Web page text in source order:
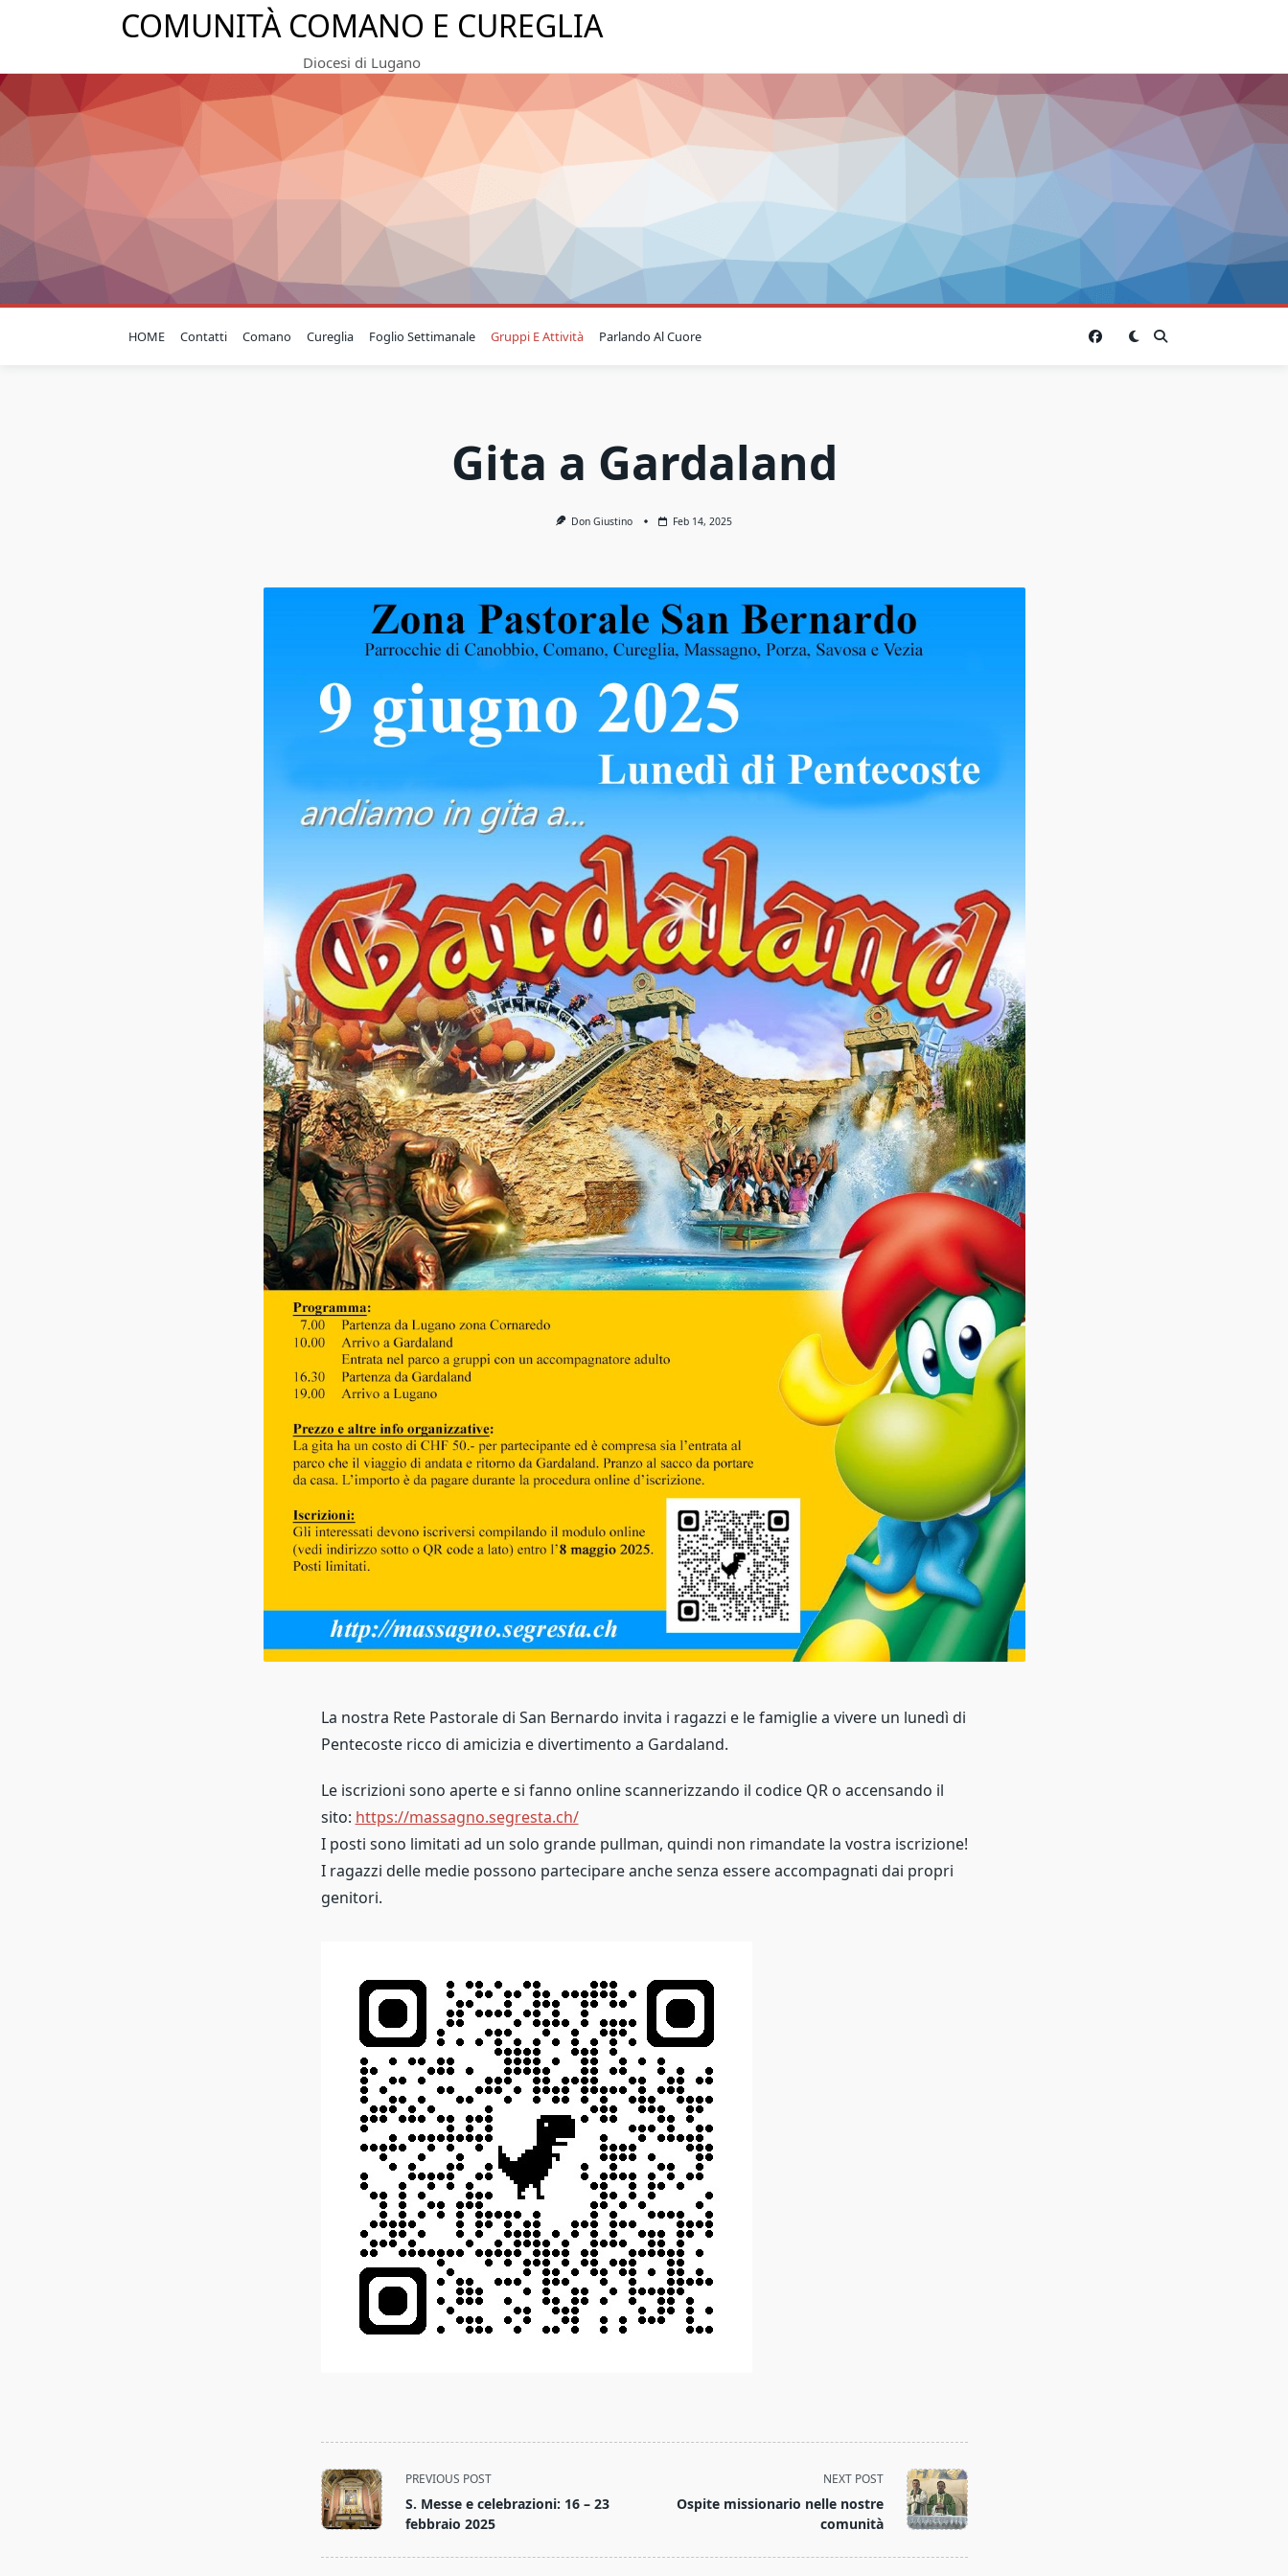
COMUNITÀ COMANO E CUREGLIA
Diocesi di Lugano
HOME Contatti Comano Cureglia Foglio Settimanale Gruppi E Attività Parlando Al Cuore
Gita a Gardaland
Don Giustino Feb 14, 2025
La nostra Rete Pastorale di San Bernardo invita i ragazzi e le famiglie a vivere un lunedì di
Pentecoste ricco di amicizia e divertimento a Gardaland.
Le iscrizioni sono aperte e si fanno online scannerizzando il codice QR o accensando il
sito: https://massagno.segresta.ch/
I posti sono limitati ad un solo grande pullman, quindi non rimandate la vostra iscrizione!
I ragazzi delle medie possono partecipare anche senza essere accompagnati dai propri
genitori.
PREVIOUS POST
S. Messe e celebrazioni: 16 – 23
febbraio 2025
NEXT POST
Ospite missionario nelle nostre
comunità